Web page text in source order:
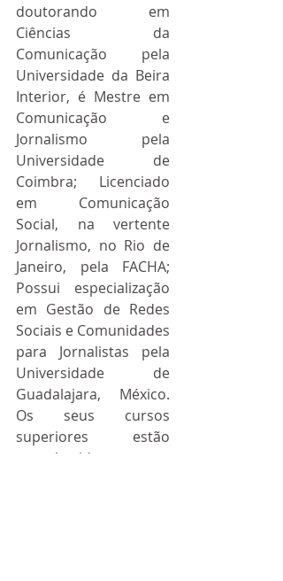
doutorando em
Ciências da
Comunicação pela
Universidade da Beira
Interior, é Mestre em
Comunicação e
Jornalismo pela
Universidade de
Coimbra; Licenciado
em Comunicação
Social, na vertente
Jornalismo, no Rio de
Janeiro, pela FACHA;
Possui especialização
em Gestão de Redes
Sociais e Comunidades
para Jornalistas pela
Universidade de
Guadalajara, México.
Os seus cursos
superiores estão
reconhecidos e